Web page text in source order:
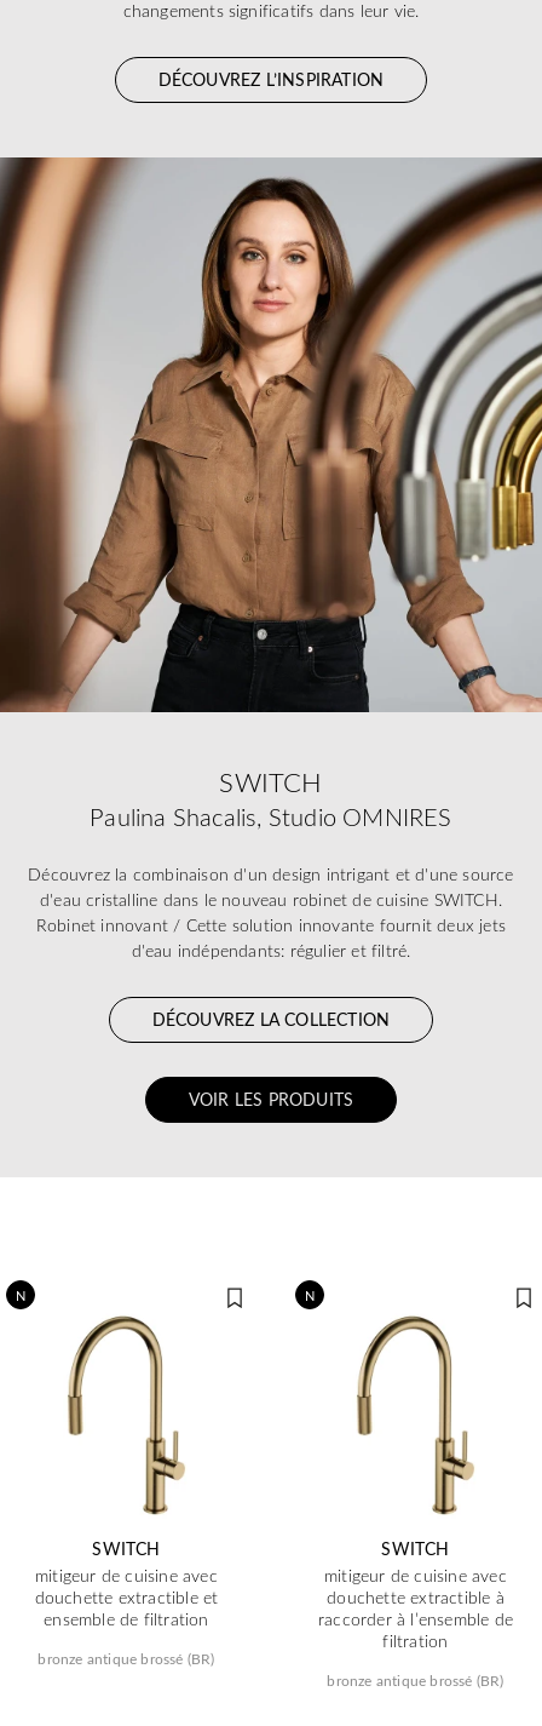
changements significatifs dans leur vie.
DÉCOUVREZ L’INSPIRATION
SWITCH
Paulina Shacalis, Studio OMNIRES
Découvrez la combinaison d'un design intrigant et d'une source
d'eau cristalline dans le nouveau robinet de cuisine SWITCH.
Robinet innovant / Cette solution innovante fournit deux jets
d'eau indépendants: régulier et filtré.
DÉCOUVREZ LA COLLECTION
VOIR LES PRODUITS
N
SWITCH
mitigeur de cuisine avec
douchette extractible et
ensemble de filtration
bronze antique brossé (BR)
N
SWITCH
mitigeur de cuisine avec
douchette extractible à
raccorder à l’ensemble de
filtration
bronze antique brossé (BR)